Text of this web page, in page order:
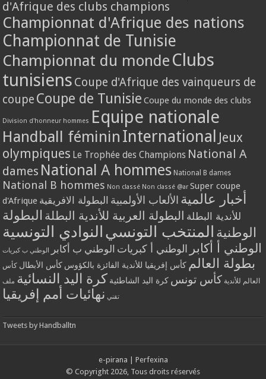
d'Afrique des clubs champions
Championnat d'Afrique des nations
Championnat de Tunisie
Championnat du monde Clubs
tunisiens Coupe d'Afrique des vainqueurs de
coupe Coupe de Tunisie Coupe du monde des clubs
Division d'honneur hommes Equipe nationale
Handball féminin International Jeux
olympiques Le Trophée des Champions National A
dames National A hommes National B dames
National B hommes Non classé Non classé @ar Super coupe
d'Afrique
أخبار عالمية الألعاب الأولمبية البطولة الافريقية
للأندية البطلة البطولة العربية للأندية البطلة البطولة
الوطنية المنتخب التونسي النوادي التونسية
الوطني أ أكابر الوطني أ كبريات الوطني ب أكابر الوطني ب كبريات
بطولة العالم كأس إفريقيا للأندية الفائزة بالكؤوس كأس الأبطال كأس
العالم للأندية كأس تونس كرة اليد الشاطئية كرة اليد النسائية ملف
تقني نهائيات أمم إفريقيا
Tweets by Handballtn
e-pirana
Perfexina
© Copyright 2026, Tous droits réservés